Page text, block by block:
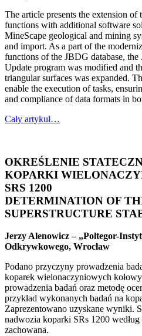
The article presents the extension
functions with additional software
MineScape geological and mining
and import. As a part of the
functions of the JBDG database,
Update program was modified and
triangular surfaces was expanded.
enable the execution of tasks,
and compliance of data formats in
Cały artykuł…
OKREŚLENIE
KOPARKI
SRS 1200
DETERMINATION OF
SUPERSTRUCTURE
Jerzy Alenowicz – „Poltegor-
Odkrywkowego, Wrocław
Podano przyczyny prowadzenia
koparek wielonaczyniowych
prowadzenia badań oraz metodę
przykład wykonanych badań na
Zaprezentowano uzyskane wyniki.
nadwozia koparki SRs 1200
zachowana.